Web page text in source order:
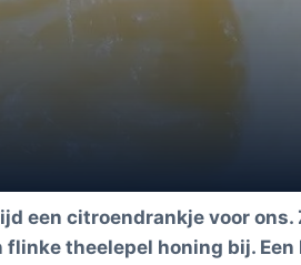
een citroendrankje voor ons.
theelepel honing bij.